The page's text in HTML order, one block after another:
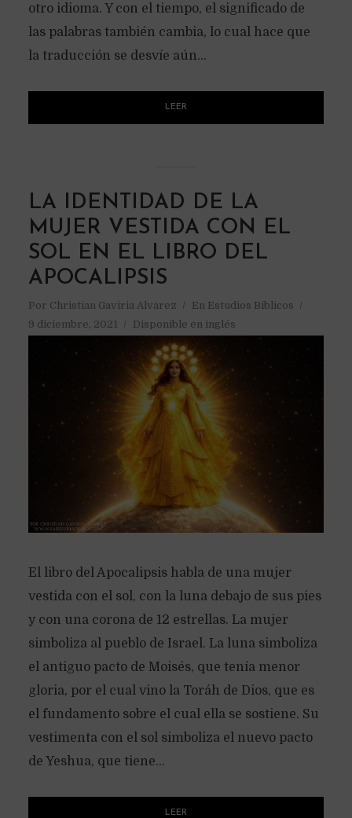
otro idioma. Y con el tiempo, el significado de
las palabras también cambia, lo cual hace que
la traducción se desvíe aún...
LEER
LA IDENTIDAD DE LA
MUJER VESTIDA CON EL
SOL EN EL LIBRO DEL
APOCALIPSIS
Por Christian Gaviria Alvarez En Estudios Bíblicos
9 diciembre, 2021
Disponible en inglés
El libro del Apocalipsis habla de una mujer
vestida con el sol, con la luna debajo de sus pies
y con una corona de 12 estrellas. La mujer
simboliza al pueblo de Israel. La luna simboliza
el antiguo pacto de Moisés, que tenía menor
gloria, por el cual vino la Toráh de Dios, que es
el fundamento sobre el cual ella se sostiene. Su
vestimenta con el sol simboliza el nuevo pacto
de Yeshua, que tiene...
LEER